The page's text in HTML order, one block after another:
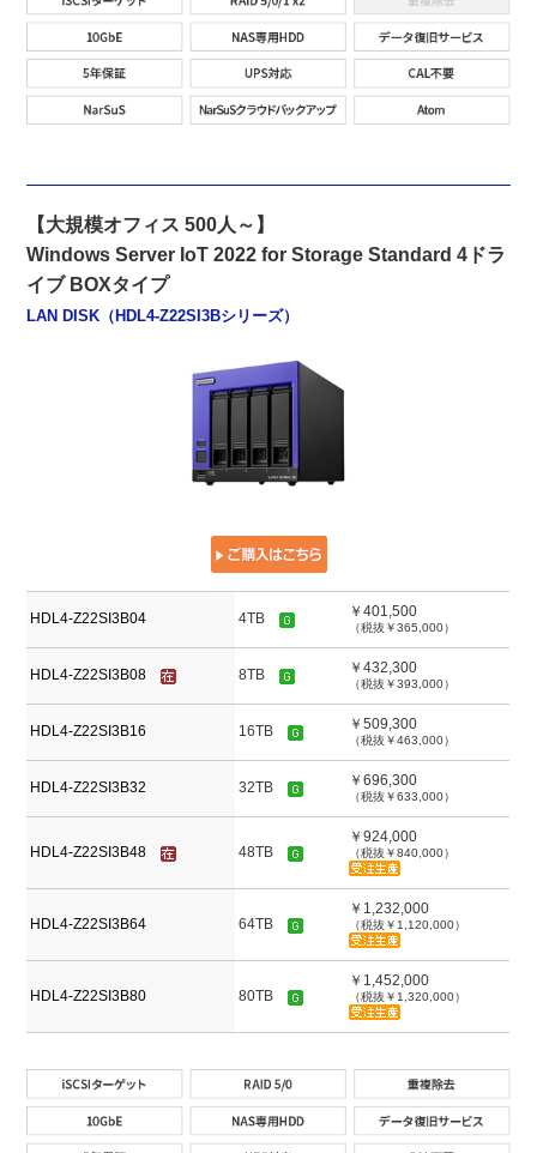
【大規模オフィス 500人～】
Windows Server IoT 2022 for Storage Standard 4ドラ
イブ BOXタイプ
LAN DISK（HDL4-Z22SI3Bシリーズ）
HDL4-Z22SI3B04 4TB ￥401,500
（税抜￥365,000）
HDL4-Z22SI3B08 8TB ￥432,300
（税抜￥393,000）
HDL4-Z22SI3B16 16TB ￥509,300
（税抜￥463,000）
HDL4-Z22SI3B32 32TB ￥696,300
（税抜￥633,000）
HDL4-Z22SI3B48 48TB
￥924,000
（税抜￥840,000）
HDL4-Z22SI3B64 64TB
￥1,232,000
（税抜￥1,120,000）
HDL4-Z22SI3B80 80TB
￥1,452,000
（税抜￥1,320,000）